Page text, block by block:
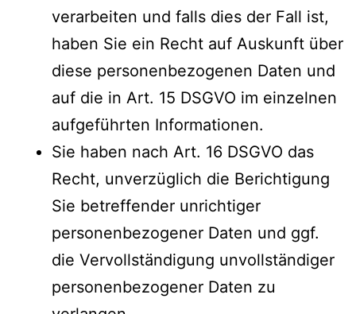
verarbeiten und falls dies der Fall ist,
haben Sie ein Recht auf Auskunft über
diese personenbezogenen Daten und
auf die in Art. 15 DSGVO im einzelnen
aufgeführten Informationen.
Sie haben nach Art. 16 DSGVO das
Recht, unverzüglich die Berichtigung
Sie betreffender unrichtiger
personenbezogener Daten und ggf.
die Vervollständigung unvollständiger
personenbezogener Daten zu